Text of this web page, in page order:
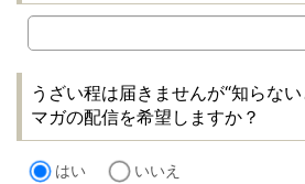
うざい程は届きませんが“知らな
マガの配信を希望しますか？
はい いいえ